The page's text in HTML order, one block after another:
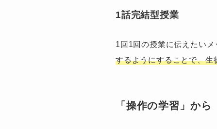
1話完結型授業
1回1回の授業に伝えたい
するようにすることで、
「操作の学習」か